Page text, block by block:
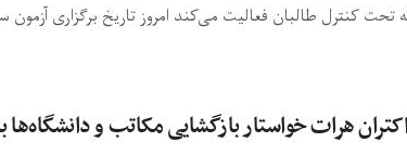
تحت کنترل طالبان فعالیت می‌کند امروز تاریخ برگزاری آزمون
هرات خواستار بازگشایی مکاتب و